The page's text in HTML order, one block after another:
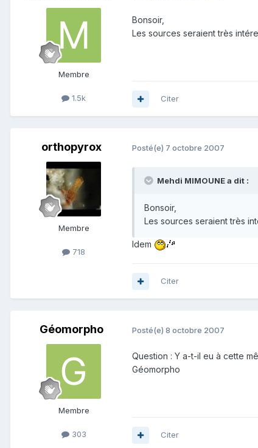
Membre
1.5k
Bonsoir,
Les sources seraient très
Citer
orthopyrox
Membre
718
Posté(e) 7 octobre 2007
Mehdi MIMOUNE a dit :
Bonsoir,
Les sources seraient très
Idem
Citer
Géomorpho
Membre
303
Posté(e) 8 octobre 2007
Question : Y a-t-il eu à cette
Géomorpho
Citer